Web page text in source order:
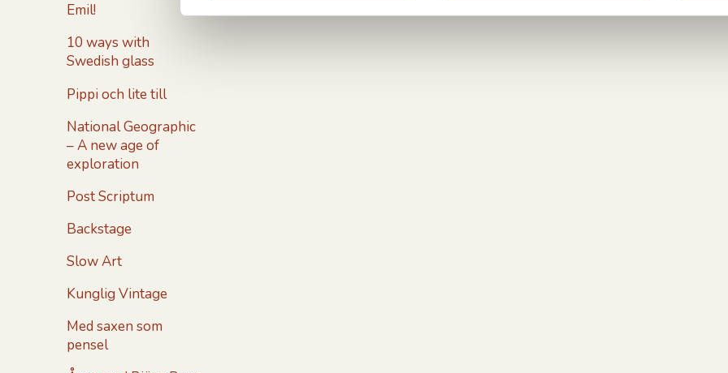
s
Emil!
10 ways with
Swedish glass
Pippi och lite till
National Geographic
– A new age of
exploration
Post Scriptum
Backstage
Slow Art
Kunglig Vintage
Med saxen som
pensel